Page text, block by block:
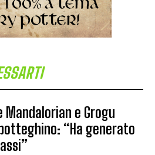
Mandalorian e Grogu
“Ha generato